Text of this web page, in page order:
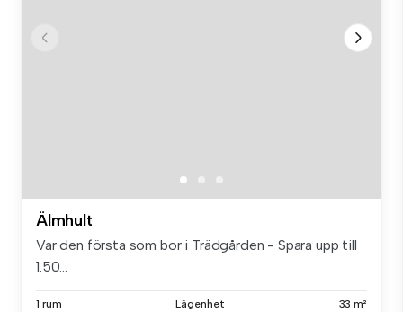
Älmhult
Var den första som bor i Trädgården - Spara upp till
1.50...
1 rum Lägenhet 33 m²